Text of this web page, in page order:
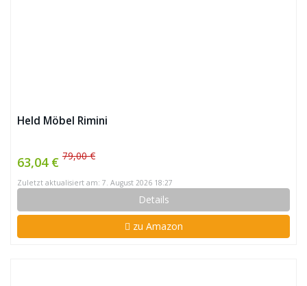
Held Möbel Rimini
63,04 € 79,00 €
Zuletzt aktualisiert am: 7. August 2026 18:27
Details
zu Amazon